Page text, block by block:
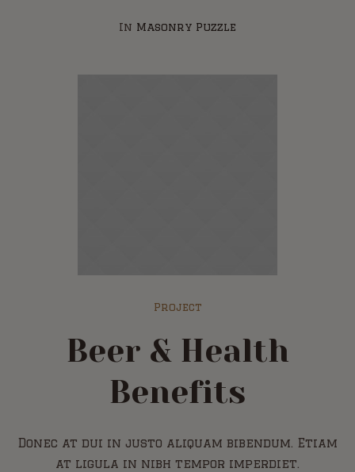
In Masonry Puzzle
Project
Beer & Health
Benefits
Donec at dui in justo aliquam bibendum. Etiam
at ligula in nibh tempor imperdiet.